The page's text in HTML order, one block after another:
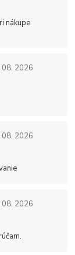
nákupe
08. 2026
08. 2026
08. 2026